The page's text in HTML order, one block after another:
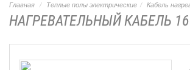
Главная Теплые полы электрические Кабель
НАГРЕВАТЕЛЬНЫЙ КАБЕЛЬ